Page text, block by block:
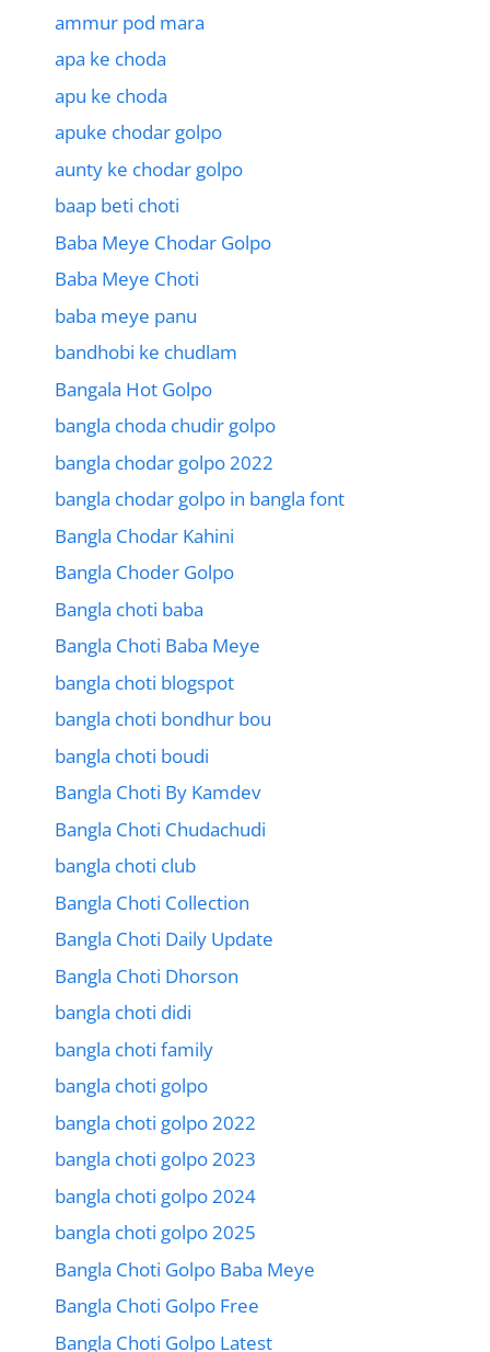
ammur pod mara
apa ke choda
apu ke choda
apuke chodar golpo
aunty ke chodar golpo
baap beti choti
Baba Meye Chodar Golpo
Baba Meye Choti
baba meye panu
bandhobi ke chudlam
Bangala Hot Golpo
bangla choda chudir golpo
bangla chodar golpo 2022
bangla chodar golpo in bangla font
Bangla Chodar Kahini
Bangla Choder Golpo
Bangla choti baba
Bangla Choti Baba Meye
bangla choti blogspot
bangla choti bondhur bou
bangla choti boudi
Bangla Choti By Kamdev
Bangla Choti Chudachudi
bangla choti club
Bangla Choti Collection
Bangla Choti Daily Update
Bangla Choti Dhorson
bangla choti didi
bangla choti family
bangla choti golpo
bangla choti golpo 2022
bangla choti golpo 2023
bangla choti golpo 2024
bangla choti golpo 2025
Bangla Choti Golpo Baba Meye
Bangla Choti Golpo Free
Bangla Choti Golpo Latest